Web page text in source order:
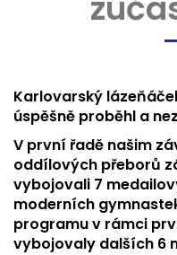
Karlovarský
úspěšně proběhl a
V první řadě našim
oddílových přeborů
vybojovali 7
moderních
programu v rámci
vybojovaly dalších 6